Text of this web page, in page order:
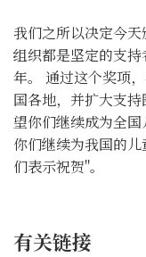
我们之所以决定今
组织都是坚定的支
年。 通过这个奖项
国各地，并扩大支
望你们继续成为全
你们继续为我国的
们表示祝贺"。
有关链接